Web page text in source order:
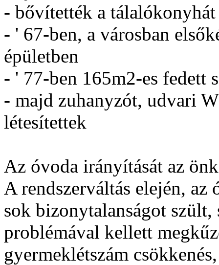
- bővítették a tálalókonyhát
- ' 67-ben, a városban
épületben
- ' 77-ben 165m2-es fedett
- majd zuhanyzót, udvari
létesítettek
Az óvoda irányítását az
A rendszerváltás elején, az
sok bizonytalanságot
problémával kellett
gyermeklétszám